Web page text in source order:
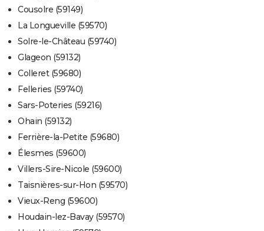
Cousolre (59149)
La Longueville (59570)
Solre-le-Château (59740)
Glageon (59132)
Colleret (59680)
Felleries (59740)
Sars-Poteries (59216)
Ohain (59132)
Ferrière-la-Petite (59680)
Élesmes (59600)
Villers-Sire-Nicole (59600)
Taisnières-sur-Hon (59570)
Vieux-Reng (59600)
Houdain-lez-Bavay (59570)